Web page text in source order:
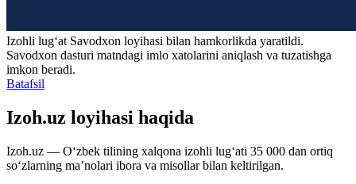
Izohli lugʻat Savodxon loyihasi bilan hamkorlikda yaratildi.
Savodxon dasturi matndagi imlo xatolarini aniqlash va tuzatishga
imkon beradi.
Batafsil
Izoh.uz loyihasi haqida
Izoh.uz — O‘zbek tilining xalqona izohli lug‘ati 35 000 dan ortiq
so‘zlarning ma’nolari ibora va misollar bilan keltirilgan.